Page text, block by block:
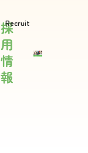
採
用
情
報
Recruit